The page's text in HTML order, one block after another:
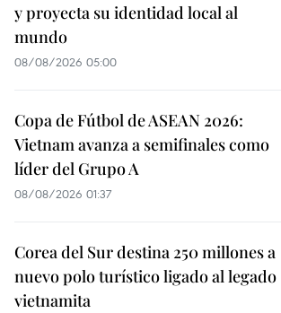
y proyecta su identidad local al
mundo
08/08/2026 05:00
Copa de Fútbol de ASEAN 2026:
Vietnam avanza a semifinales como
líder del Grupo A
08/08/2026 01:37
Corea del Sur destina 250 millones a
nuevo polo turístico ligado al legado
vietnamita